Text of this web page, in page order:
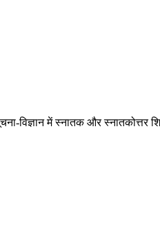
में स्नातक और स्नातकोत्तर